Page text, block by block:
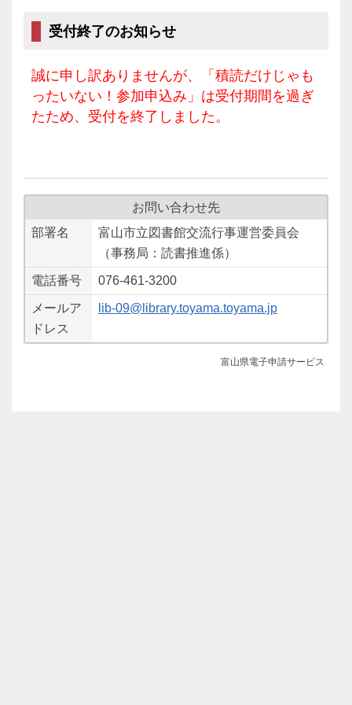
受付終了のお知らせ
誠に申し訳ありませんが、「積読だけじゃも
ったいない！参加申込み」は受付期間を過ぎ
たため、受付を終了しました。
お問い合わせ先
部署名
富山市立図書館交流行事運営委員会
（事務局：読書推進係）
電話番号 076-461-3200
メールア
ドレス
lib-09@library.toyama.toyama.jp
富山県電子申請サービス